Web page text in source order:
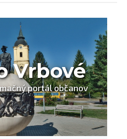
Vrbové
portál občanov